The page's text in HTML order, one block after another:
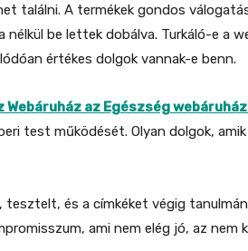
találni. A termékek gondos
nélkül be lettek dobálva. Turkáló-e a
értékes dolgok vannak-e benn.
az Egészség
test működését. Olyan dolgok,
tesztelt, és a címkéket végig
ami nem elég jó, az nem